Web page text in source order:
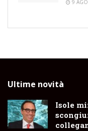
9
Ultime novità
Isole